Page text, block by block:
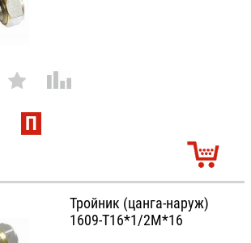
П
Тройник (цанга-наруж)
1609-Т16*1/2М*16